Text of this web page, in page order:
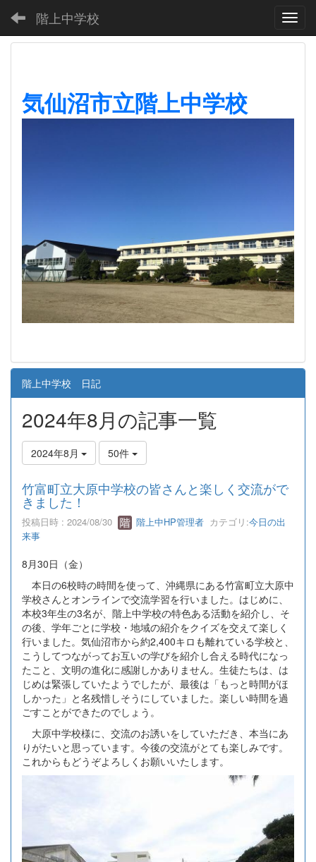
階上中学校
気仙沼市立階上中学校
階上中学校 日記
2024年8月の記事一覧
2024年8月 50件
竹富町立大原中学校の皆さんと楽しく交流がで
きました！
投稿日時 : 2024/08/30 階上中HP管理者 カテゴリ:今日の出
来事
8月30日（金）
本日の6校時の時間を使って、沖縄県にある竹富町立大原中
学校さんとオンラインで交流学習を行いました。はじめに、
本校3年生の3名が、階上中学校の特色ある活動を紹介し、そ
の後、学年ごとに学校・地域の紹介をクイズを交えて楽しく
行いました。気仙沼市から約2,400キロも離れている学校と、
こうしてつながってお互いの学びを紹介し合える時代になっ
たこと、文明の進化に感謝しかありません。生徒たちは、は
じめは緊張していたようでしたが、最後は「もっと時間がほ
しかった」と名残惜しそうにしていました。楽しい時間を過
ごすことができたのでしょう。
大原中学校様に、交流のお誘いをしていただき、本当にあ
りがたいと思っています。今後の交流がとても楽しみです。
これからもどうぞよろしくお願いいたします。